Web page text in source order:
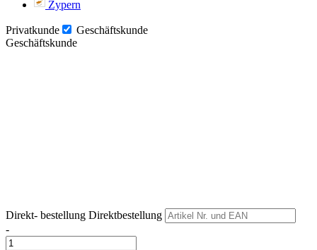
Zypern
Privatkunde
Geschäftskunde
Geschäftskunde
Direkt- bestellung Direktbestellung
-